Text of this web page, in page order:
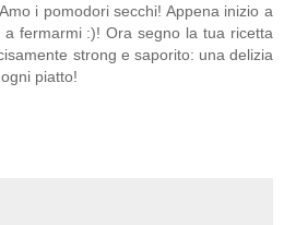
i pomodori secchi! Appena inizio a
a fermarmi :)! Ora segno la tua ricetta
strong e saporito: una delizia
piatto!